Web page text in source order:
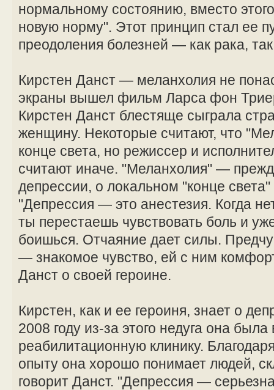
нормальному состоянию, вместо
новую норму". Этот принцип стал ее
преодоления болезней — как рака,
Кирстен Данст — меланхолия не
экраны вышел фильм Ларса фон
Кирстен Данст блестяще сыграла
женщину. Некоторые считают, что
конце света, но режиссер и
считают иначе. "Меланхолия" —
депрессии, о локальном "конце света"
"Депрессия — это анестезия. Когда
ты перестаешь чувствовать боль и
боишься. Отчаяние дает силы.
— знакомое чувство, ей с ним
Данст о своей героине.
Кирстен, как и ее героиня, знает о
2008 году из-за этого недуга она
реабилитационную клинику.
опыту она хорошо понимает людей,
говорит Данст. "Депрессия —